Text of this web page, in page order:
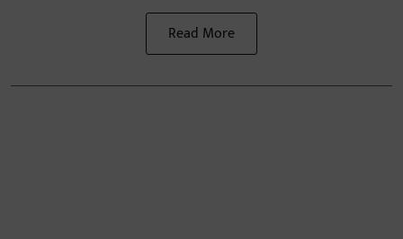
Read More